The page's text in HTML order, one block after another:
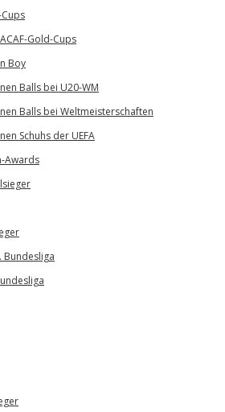
Gold-Cups
Boy
Balls bei U20-WM
Balls bei Weltmeisterschaften
Schuhs der UEFA
Awards